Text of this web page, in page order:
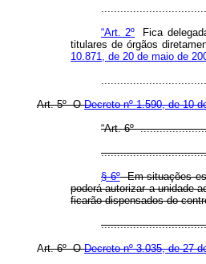
“Art. 2º Fica
titulares de órgãos
10.871, de 20 de maio de
Art. 5º ODecreto nº 1.590, de 10
“Art. 6º
§ 6ºEm situações
poderá autorizar a unidade
ficarão dispensados do
Art. 6º ODecreto nº 3.035, de 27